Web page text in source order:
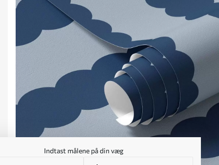
Indtast målene på din væg